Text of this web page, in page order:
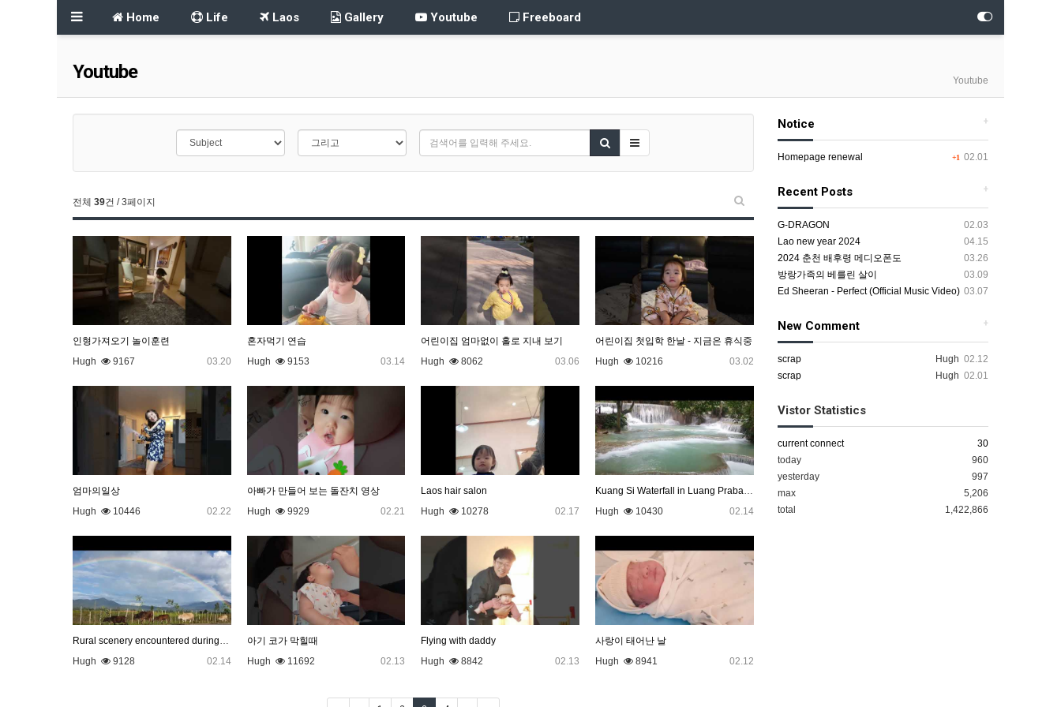
Home Life Laos Gallery Youtube Freeboard
Youtube Youtube
전체 39건 / 3페이지
인형가져오기 놀이훈련
Hugh
9167 03.20
혼자먹기 연습
Hugh
9153 03.14
어린이집 엄마없이 홀로 지내 보기
Hugh
8062 03.06
어린이집 첫입학 한날 - 지금은 휴식중
Hugh
10216 03.02
엄마의일상
Hugh
10446 02.22
아빠가 만들어 보는 돌잔치 영상
Hugh
9929 02.21
Laos hair salon
Hugh
10278 02.17
Hugh
10430 02.14
Hugh
9128 02.14
아기 코가 막힐때
Hugh
11692 02.13
Flying with daddy
Hugh
8842 02.13
사랑이 태어난 날
Hugh
8941 02.12
+
Notice
+1 02.01
Homepage renewal
+
Recent Posts
02.03
G-DRAGON
04.15
Lao new year 2024
03.26
2024 춘천 배후령 메디오폰도
03.09
방랑가족의 베를린 살이
03.07
Ed Sheeran - Perfect (Official Music Video)
+
New Comment
Hugh 02.12
scrap
Hugh 02.01
scrap
Vistor Statistics
current connect
30
today
960
yesterday
997
max
5,206
total
1,422,866